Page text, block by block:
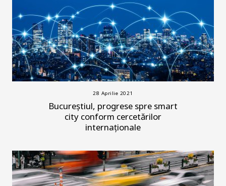
28 Aprilie 2021
Bucureștiul, progrese spre smart
city conform cercetărilor
internaționale